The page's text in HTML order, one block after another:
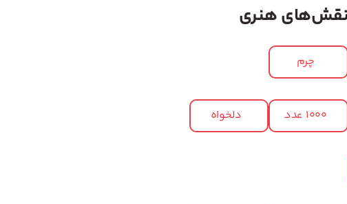
نقش‌های هنری
چرم
1000 عدد دلخواه